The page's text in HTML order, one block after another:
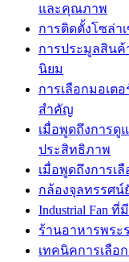
และคุณภาพ
การติดตั้งโซล่า
การประมูลสิน
นิยม
การเลือกมอเต
สำคัญ
เมื่อพูดถึงการดู
ประสิทธิภาพ
เมื่อพูดถึงการเ
กล้องจุลทรรศ
Industrial Fan
ร้านอาหารพระ
เทคนิคการเลือ